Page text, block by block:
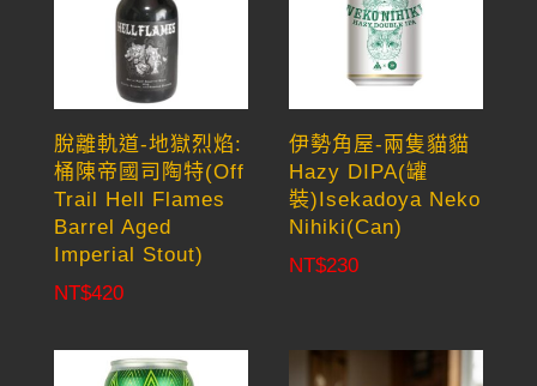
脫離軌道-地獄烈焰:
桶陳帝國司陶特(Off
Trail Hell Flames
Barrel Aged
Imperial Stout)
NT$420
伊勢角屋-兩隻貓貓
Hazy DIPA(罐
裝)Isekadoya Neko
Nihiki(Can)
NT$230